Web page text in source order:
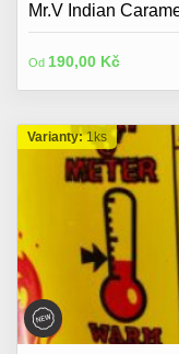
Mr.V Indian
Od 190,00 Kč
Varianty:1ks